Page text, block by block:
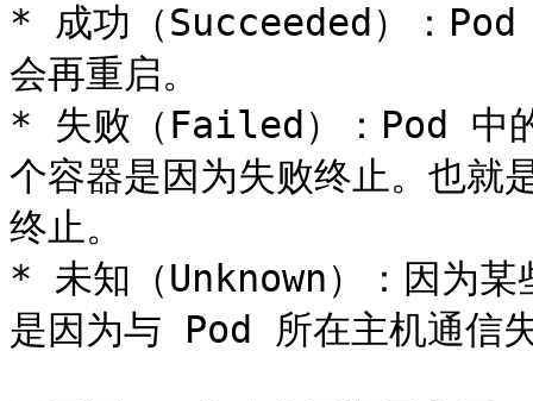
* 成功（Succeeded）：Pod
会再重启。
* 失败（Failed）：Pod 中的
个容器是因为失败终止。也就
终止。
* 未知（Unknown）：因为
是因为与 Pod 所在主机通信